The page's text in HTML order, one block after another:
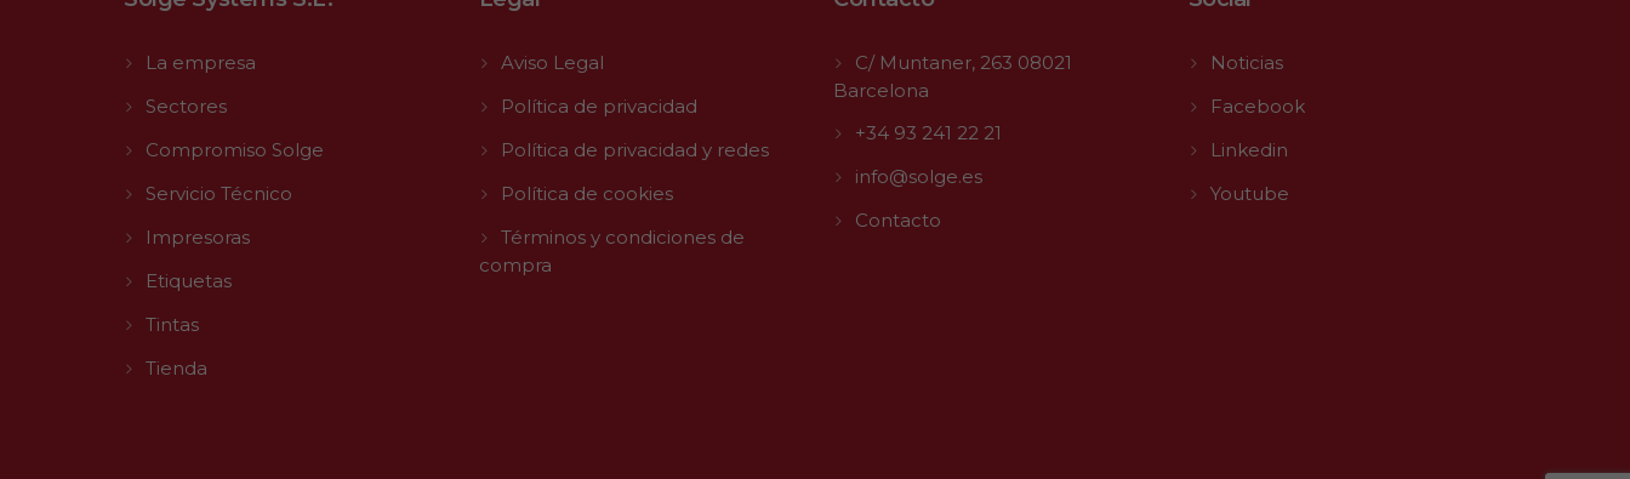
La empresa
Sectores
Compromiso Solge
Servicio Técnico
Impresoras
Etiquetas
Tintas
Tienda
Aviso Legal
Política de privacidad
Política de privacidad y redes
Política de cookies
Términos y condiciones de
compra
C/ Muntaner, 263 08021
Barcelona
+34 93 241 22 21
info@solge.es
Contacto
Noticias
Facebook
Linkedin
Youtube